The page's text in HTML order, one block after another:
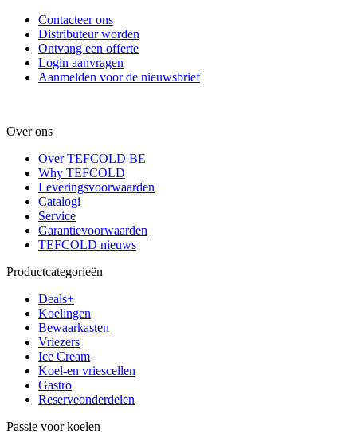
Contacteer ons
Distributeur worden
Ontvang een offerte
Login aanvragen
Aanmelden voor de nieuwsbrief
Over ons
Over TEFCOLD BE
Why TEFCOLD
Leveringsvoorwaarden
Catalogi
Service
Garantievoorwaarden
TEFCOLD nieuws
Productcategorieën
Deals+
Koelingen
Bewaarkasten
Vriezers
Ice Cream
Koel-en vriescellen
Gastro
Reserveonderdelen
Passie voor koelen